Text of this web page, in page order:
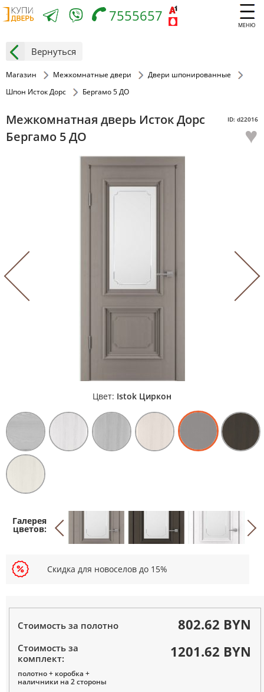
МЕНЮ
7555657
Вернуться
Магазин Межкомнатные двери
Двери шпонированные
Шпон Исток Дорс
Бергамо 5 ДО
Межкомнатная дверь Исток Дорс
Бергамо 5 ДО
ID: d22016
♥
Цвет: Istok Циркон
Скидка для новоселов до 15%
Стоимость за полотно 802.62 BYN
Стоимость за
комплект:
полотно + коробка +
наличники на 2 стороны
1201.62 BYN